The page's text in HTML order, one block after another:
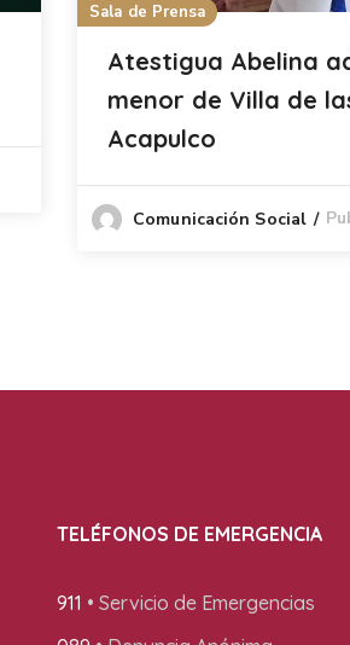
Sala de Prensa
Atestigua Abelina
menor de Villa de
Acapulco
Comunicación Social
TELÉFONOS DE EMERGENCIA
911 • Servicio de Emergencias